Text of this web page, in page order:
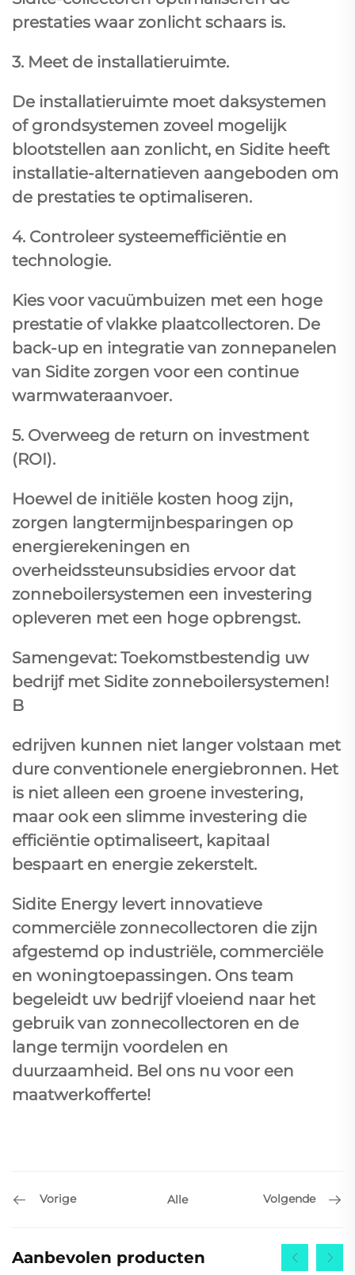
prestaties waar zonlicht schaars is.
3. Meet de installatieruimte.
De installatieruimte moet daksystemen
of grondsystemen zoveel mogelijk
blootstellen aan zonlicht, en Sidite heeft
installatie-alternatieven aangeboden om
de prestaties te optimaliseren.
4. Controleer systeemefficiëntie en
technologie.
Kies voor vacuümbuizen met een hoge
prestatie of vlakke plaatcollectoren. De
back-up en integratie van zonnepanelen
van Sidite zorgen voor een continue
warmwateraanvoer.
5. Overweeg de return on investment
(ROI).
Hoewel de initiële kosten hoog zijn,
zorgen langtermijnbesparingen op
energierekeningen en
overheidssteunsubsidies ervoor dat
zonneboilersystemen een investering
opleveren met een hoge opbrengst.
Samengevat: Toekomstbestendig uw
bedrijf met Sidite zonneboilersystemen!
B
edrijven kunnen niet langer volstaan met
dure conventionele energiebronnen. Het
is niet alleen een groene investering,
maar ook een slimme investering die
efficiëntie optimaliseert, kapitaal
bespaart en energie zekerstelt.
Sidite Energy levert innovatieve
commerciële zonnecollectoren die zijn
afgestemd op industriële, commerciële
en woningtoepassingen. Ons team
begeleidt uw bedrijf vloeiend naar het
gebruik van zonnecollectoren en de
lange termijn voordelen en
duurzaamheid. Bel ons nu voor een
maatwerkofferte!
Vorige Alle Volgende
Aanbevolen producten